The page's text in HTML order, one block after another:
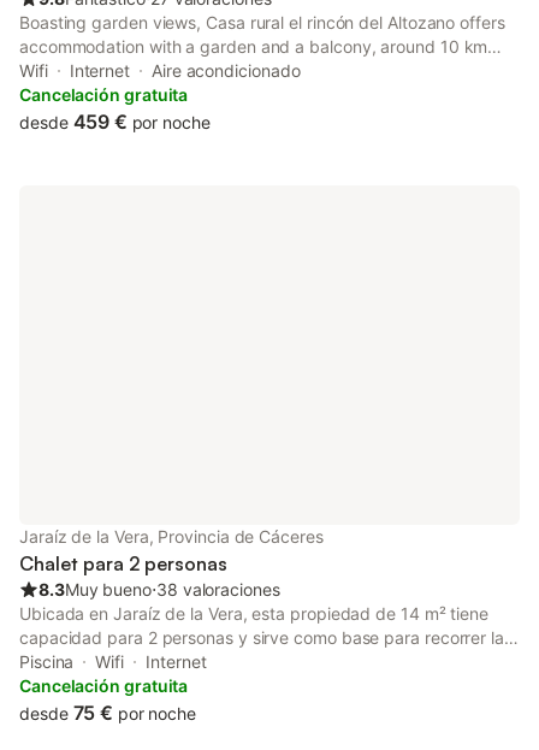
Boasting garden views, Casa rural el rincón del Altozano offers
accommodation with a garden and a balcony, around 10 km
from Monasterio de Yuste. Featuring a 24-hour front desk, this
property also provides guests with a children's playground.
Wifi Internet
Aire acondicionado
Cancelación gratuita
desde 459 € por noche
Jaraíz de la Vera, Provincia de Cáceres
Chalet para 2 personas
8.3Muy bueno⋅38 valoraciones
Ubicada en Jaraíz de la Vera, esta propiedad de 14 m² tiene
capacidad para 2 personas y sirve como base para recorrer la
zona. El alojamiento cuenta con 1 dormitorio con una cama
grande king-size, 1 baño privado y televisión de pantalla plana,
mientras que el aire acondicionado y la calefacción permiten
Piscina Wifi
Internet
Cancelación gratuita
desde 75 € por noche